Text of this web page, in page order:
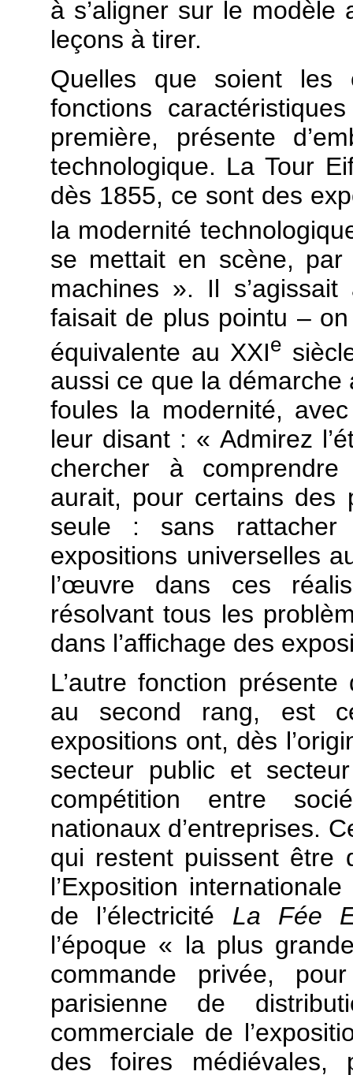
à s’aligner sur le
leçons à tirer.
Quelles que soient les
fonctions
première, présente
technologique. La Tour
dès 1855, ce sont des
la modernité
se mettait en scène,
machines ». Il
faisait de plus pointu –
équivalente au XXIe
aussi ce que la démarche
foules la modernité,
leur disant : « Admirez
chercher à
aurait, pour certains des
seule : sans
expositions universelles
l’œuvre dans ces
résolvant tous les
dans l’affichage des
L’autre fonction
au second rang, est
expositions ont, dès
secteur public et
compétition entre
nationaux d’entreprises.
qui restent puissent être
l’Exposition
de l’électricité La Fée
l’époque « la plus
commande privée,
parisienne de
commerciale de
des foires médiévales,